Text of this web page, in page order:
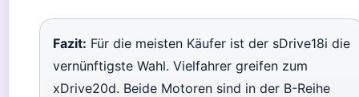
Fazit: Für die meisten Käufer ist der sDrive18i die
vernünftigste Wahl. Vielfahrer greifen zum
xDrive20d. Beide Motoren sind in der B-Reihe